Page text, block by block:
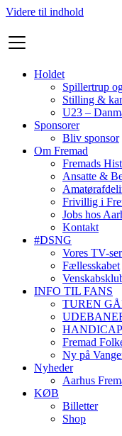
Videre til indhold
Holdet
Spillertrup
Stilling &
U23 –
Sponsorer
Bliv sponsor
Om Fremad
Fremads
Ansatte &
Frivillig i
Jobs hos
Kontakt
#DSNG
Vores TV-
Fællesskabet
INFO TIL FANS
TUREN
Fremad
Ny på
Nyheder
Aarhus
KØB
Billetter
Shop